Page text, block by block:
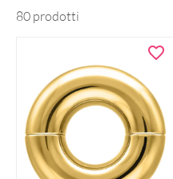
80 prodotti